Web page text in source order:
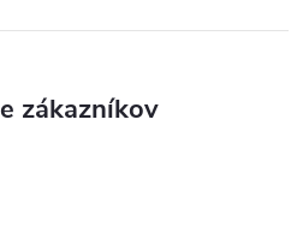
zákazníkov